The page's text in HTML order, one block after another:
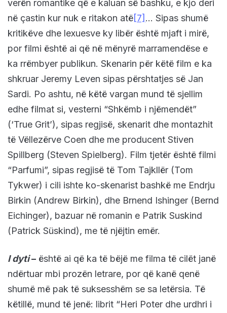
verën romantike që e kaluan së bashku, e kjo deri
në çastin kur nuk e ritakon atë[7] … Sipas shumë
kritikëve dhe lexuesve ky libër është mjaft i mirë,
por filmi është ai që në mënyrë marramendëse e
ka rrëmbyer publikun. Skenarin për këtë film e ka
shkruar Jeremy Leven sipas përshtatjes së Jan
Sardi. Po ashtu, në këtë vargan mund të sjellim
edhe filmat si, vesterni “Shkëmb i njëmendët”
(‘True Grit’), sipas regjisë, skenarit dhe montazhit
të Vëllezërve Coen dhe me producent Stiven
Spillberg (Steven Spielberg). Film tjetër është filmi
“Parfumi”, sipas regjisë të Tom Tajkllër (Tom
Tykwer) i cili ishte ko-skenarist bashkë me Endrju
Birkin (Andrew Birkin), dhe Brnend Ishinger (Bernd
Eichinger), bazuar në romanin e Patrik Suskind
(Patrick Süskind), me të njëjtin emër.
I dyti– është ai që ka të bëjë me filma të cilët janë
ndërtuar mbi prozën letrare, por që kanë qenë
shumë më pak të suksesshëm se sa letërsia. Të
këtillë, mund të jenë: librit “Heri Poter dhe urdhri i